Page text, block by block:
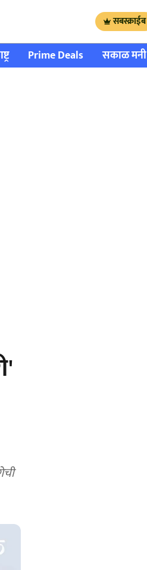
सबस्क्राईब
Prime Deals सकाळ मनी